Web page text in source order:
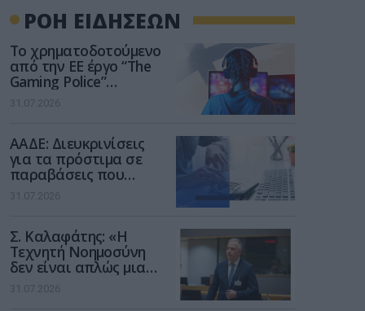
ΡΟΗ ΕΙΔΗΣΕΩΝ
Το χρηματοδοτούμενο
από την ΕΕ έργο “The
Gaming Police”
ενισχύει την ασφάλεια
των παιδιών στο
31.07.2026
ΑΑΔΕ: Διευκρινίσεις
για τα πρόστιμα σε
παραβάσεις που
αφορούν τους ΦΗΜ
31.07.2026
Σ. Καλαφάτης: «Η
Τεχνητή Νοημοσύνη
δεν είναι απλώς μια
νέα τεχνολογία, είναι
μια νέα βιομηχανική
31.07.2026